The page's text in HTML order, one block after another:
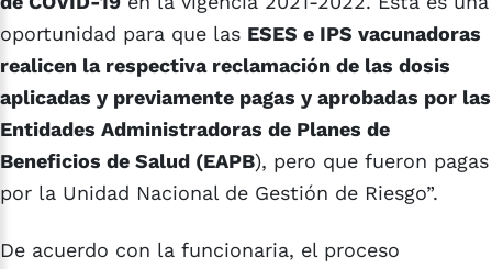
oportunidad para que las ESES e IPS vacunadoras
realicen la respectiva reclamación de las dosis
aplicadas y previamente pagas y aprobadas por las
Entidades Administradoras de Planes de
Beneficios de Salud (EAPB), pero que fueron pagas
por la Unidad Nacional de Gestión de Riesgo”.
De acuerdo con la funcionaria, el proceso